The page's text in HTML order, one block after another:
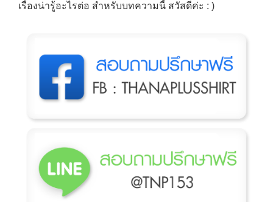
เรื่องน่ารู้อะไรต่อ สำหรับบทความนี้ สวัสดีค่ะ : )